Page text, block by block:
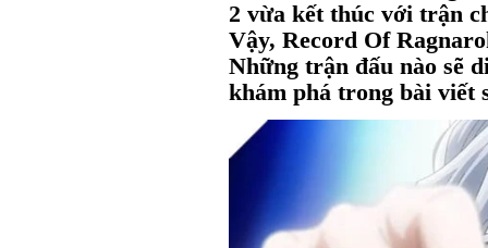
2 vừa kết thúc với trận
Vậy, Record Of
Những trận đấu nào sẽ
khám phá trong bài viết